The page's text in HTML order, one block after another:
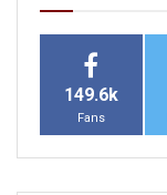
149.6k
Fans